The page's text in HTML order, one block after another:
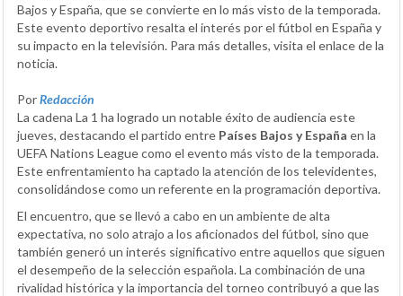
Bajos y España, que se convierte en lo más visto de la temporada.
Este evento deportivo resalta el interés por el fútbol en España y
su impacto en la televisión. Para más detalles, visita el enlace de la
noticia.
PorRedacción
La cadena La 1 ha logrado un notable éxito de audiencia este
jueves, destacando el partido entre Países Bajos y España en la
UEFA Nations League como el evento más visto de la temporada.
Este enfrentamiento ha captado la atención de los televidentes,
consolidándose como un referente en la programación deportiva.
El encuentro, que se llevó a cabo en un ambiente de alta
expectativa, no solo atrajo a los aficionados del fútbol, sino que
también generó un interés significativo entre aquellos que siguen
el desempeño de la selección española. La combinación de una
rivalidad histórica y la importancia del torneo contribuyó a que las